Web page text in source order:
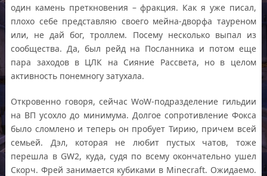
один камень преткновения – фракция. Как я уже писал,
плохо себе представляю своего мейна-дворфа тауреном
или, не дай бог, троллем. Посему несколько выпал из
сообщества. Да, был рейд на Посланника и потом еще
пара заходов в ЦЛК на Сияние Рассвета, но в целом
активность понемногу затухала.
Откровенно говоря, сейчас WoW-подразделение гильдии
на ВП усохло до минимума. Долгое сопротивление Фокса
было сломлено и теперь он пробует Тирию, причем всей
семьей. Дэл, которая не любит пустых чатов, тоже
перешла в GW2, куда, судя по всему окончательно ушел
Скорч. Фрей занимается кубиками в Minecraft. Ожидаемо.